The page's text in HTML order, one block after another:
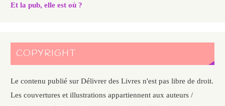
Et la pub, elle est où ?
COPYRIGHT
Le contenu publié sur Délivrer des Livres n'est pas libre de droit.
Les couvertures et illustrations appartiennent aux auteurs /